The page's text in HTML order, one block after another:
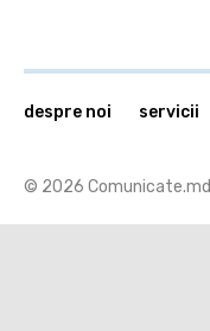
© 2026 Comunicate.md
despre noi servicii